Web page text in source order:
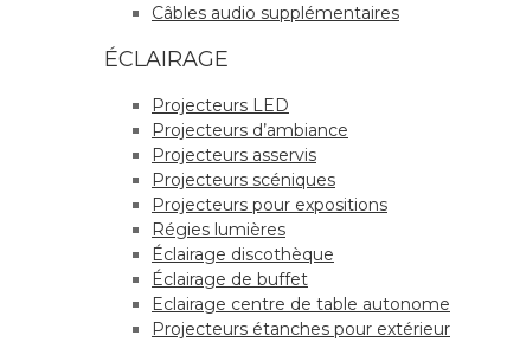
Câbles audio supplémentaires
ÉCLAIRAGE
Projecteurs LED
Projecteurs d’ambiance
Projecteurs asservis
Projecteurs scéniques
Projecteurs pour expositions
Régies lumières
Éclairage discothèque
Éclairage de buffet
Eclairage centre de table autonome
Projecteurs étanches pour extérieur